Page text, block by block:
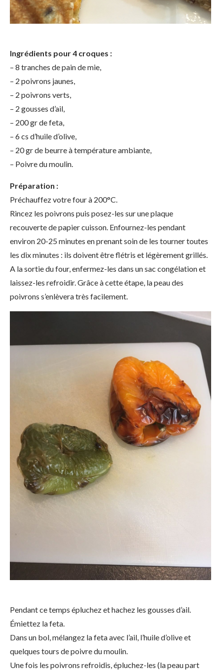
Ingrédients pour 4 croques :
– 8 tranches de pain de mie,
– 2 poivrons jaunes,
– 2 poivrons verts,
– 2 gousses d’ail,
– 200 gr de feta,
– 6 cs d’huile d’olive,
– 20 gr de beurre à température ambiante,
– Poivre du moulin.
Préparation :
Préchauffez votre four à 200°C.
Rincez les poivrons puis posez-les sur une plaque
recouverte de papier cuisson. Enfournez-les pendant
environ 20-25 minutes en prenant soin de les tourner toutes
les dix minutes : ils doivent être flétris et légèrement grillés.
A la sortie du four, enfermez-les dans un sac congélation et
laissez-les refroidir. Grâce à cette étape, la peau des
poivrons s’enlèvera très facilement.
Pendant ce temps épluchez et hachez les gousses d’ail.
Émiettez la feta.
Dans un bol, mélangez la feta avec l’ail, l’huile d’olive et
quelques tours de poivre du moulin.
Une fois les poivrons refroidis, épluchez-les (la peau part